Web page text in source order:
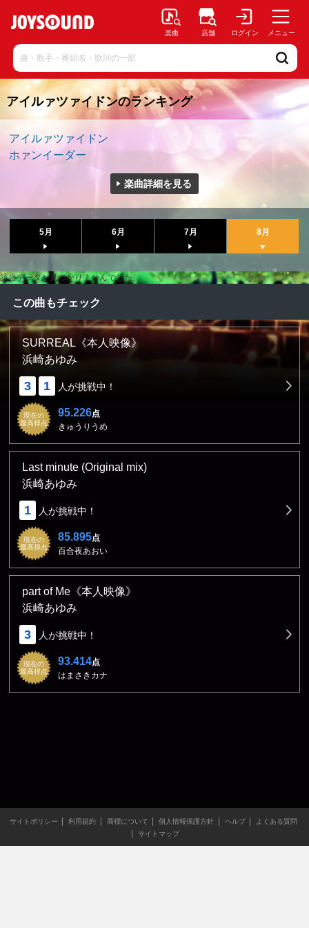
楽曲 店舗 ログイン メニュー
アイルァツァイドンのランキング
アイルァツァイドン
ホァンイーダー
楽曲詳細を見る
5月 6月 7月 8月
該当データが見つかりませんでした。
この曲もチェック
SURREAL《本人映像》
浜崎あゆみ
3 1 人が挑戦中！
現在の
最高得点
95.226点
きゅうりうめ
Last minute (Original mix)
浜崎あゆみ
1 人が挑戦中！
現在の
最高得点
85.895点
百合夜あおい
part of Me《本人映像》
浜崎あゆみ
3 人が挑戦中！
現在の
最高得点
93.414点
はまさきカナ
サイトポリシー 利用規約 商標について 個人情報保護方針 ヘルプ
よくある質問
サイトマップ